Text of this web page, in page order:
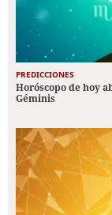
PREDICCIONES
Horóscopo de hoy
Géminis